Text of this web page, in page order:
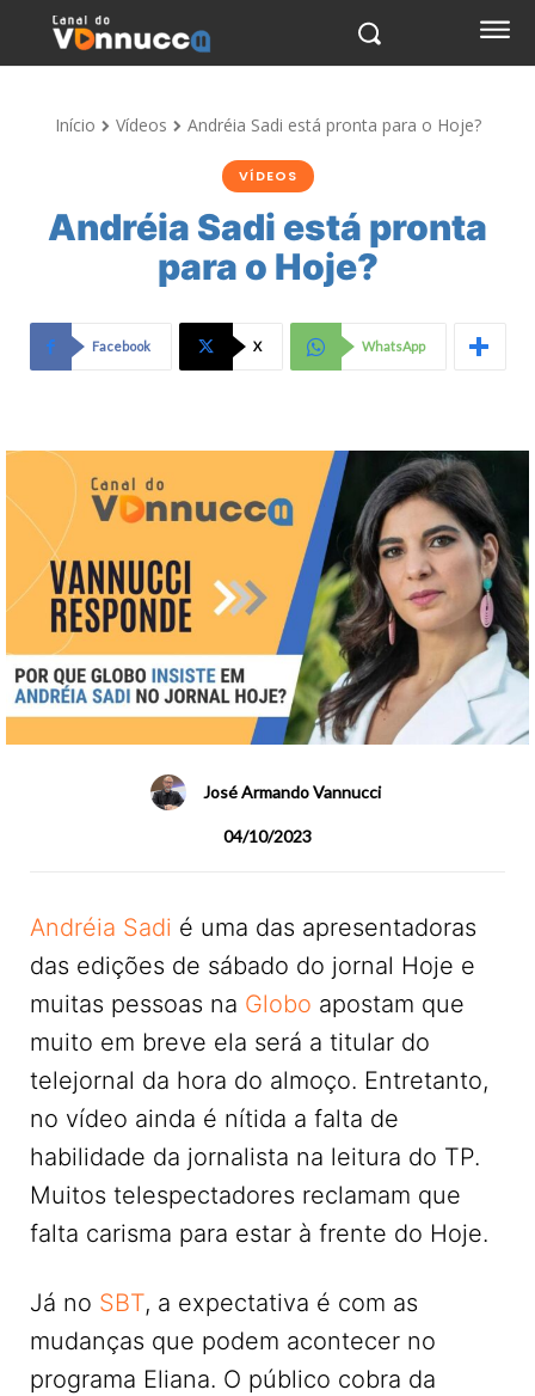
Início Vídeos Andréia Sadi está pronta para o Hoje?
VÍDEOS
Andréia Sadi está pronta
para o Hoje?
Facebook X WhatsApp
José Armando Vannucci
04/10/2023
Andréia Sadi é uma das apresentadoras
das edições de sábado do jornal Hoje e
muitas pessoas na Globo apostam que
muito em breve ela será a titular do
telejornal da hora do almoço. Entretanto,
no vídeo ainda é nítida a falta de
habilidade da jornalista na leitura do TP.
Muitos telespectadores reclamam que
falta carisma para estar à frente do Hoje.
Já no SBT, a expectativa é com as
mudanças que podem acontecer no
programa Eliana. O público cobra da